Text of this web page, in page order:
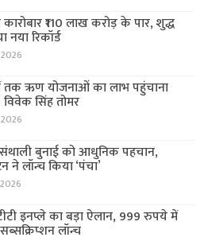
₹110 लाख करोड़ के पार, शुद्ध
नया रिकॉर्ड
तक ऋण योजनाओं का लाभ पहुंचाना
विवेक सिंह तोमर
बुनाई को आधुनिक पहचान,
ने लॉन्च किया ‘पंचा’
इनप्ले का बड़ा ऐलान, 999 रुपये में
लॉन्च